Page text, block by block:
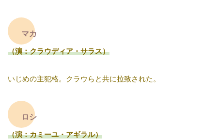
マカ
（演：クラウディア・サラス）
いじめの主犯格。クラウらと共に拉致された。
ロシ
（演：カミーユ・アギラル）